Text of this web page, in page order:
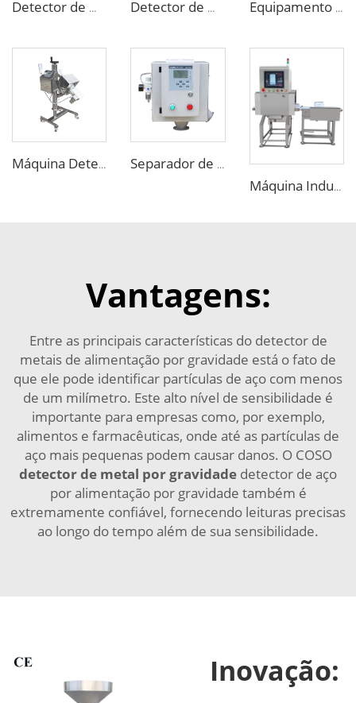
Detector de Metal de Agulhas para Roupas em Lingeries, Meias e Calçados Embalados Detector de Metal para Medicamentos Farmacêuticos em Comprimidos, Cápsulas e Pílulas Equipamento de Detecção de Metais para a Indústria de Processamento de Alimentos
Máquina Detectora de Metal para Comprimidos e Pílulas Farmacêuticas
Separador de Metais Sensível para Queda Livre de Alimentos para Grânulos e Flakes Plásticos
Máquina Industrial de Raios-X para Detecção de Objetos Estranhos em Alimentos
Vantagens:
Entre as principais características do detector de
metais de alimentação por gravidade está o fato de
que ele pode identificar partículas de aço com menos
de um milímetro. Este alto nível de sensibilidade é
importante para empresas como, por exemplo,
alimentos e farmacêuticas, onde até as partículas de
aço mais pequenas podem causar danos. O COSO
detector de metal por gravidade detector de aço
por alimentação por gravidade também é
extremamente confiável, fornecendo leituras precisas
ao longo do tempo além de sua sensibilidade.
Inovação: